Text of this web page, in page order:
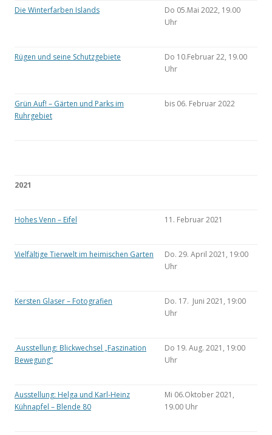
Die Winterfarben Islands
Do 05.Mai 2022, 19.00
Uhr
Rügen und seine Schutzgebiete
Do 10.Februar 22, 19.00
Uhr
Grün Auf! – Gärten und Parks im
Ruhrgebiet
bis 06. Februar 2022
2021
Hohes Venn – Eifel 11. Februar 2021
Vielfältige Tierwelt im heimischen Garten
Do. 29. April 2021, 19:00
Uhr
Kersten Glaser – Fotografien
Do. 17. Juni 2021, 19:00
Uhr
Ausstellung: Blickwechsel „Faszination
Bewegung“
Do 19. Aug. 2021, 19:00
Uhr
Ausstellung: Helga und Karl-Heinz
Kühnapfel – Blende 80
Mi 06.Oktober 2021,
19.00 Uhr